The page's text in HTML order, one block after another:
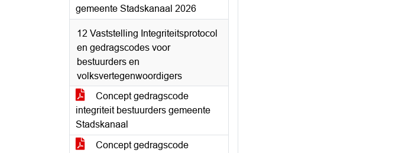
gemeente Stadskanaal 2026
12 Vaststelling Integriteitsprotocol
en gedragscodes voor
bestuurders en
volksvertegenwoordigers
Concept gedragscode
integriteit bestuurders gemeente
Stadskanaal
Concept gedragscode